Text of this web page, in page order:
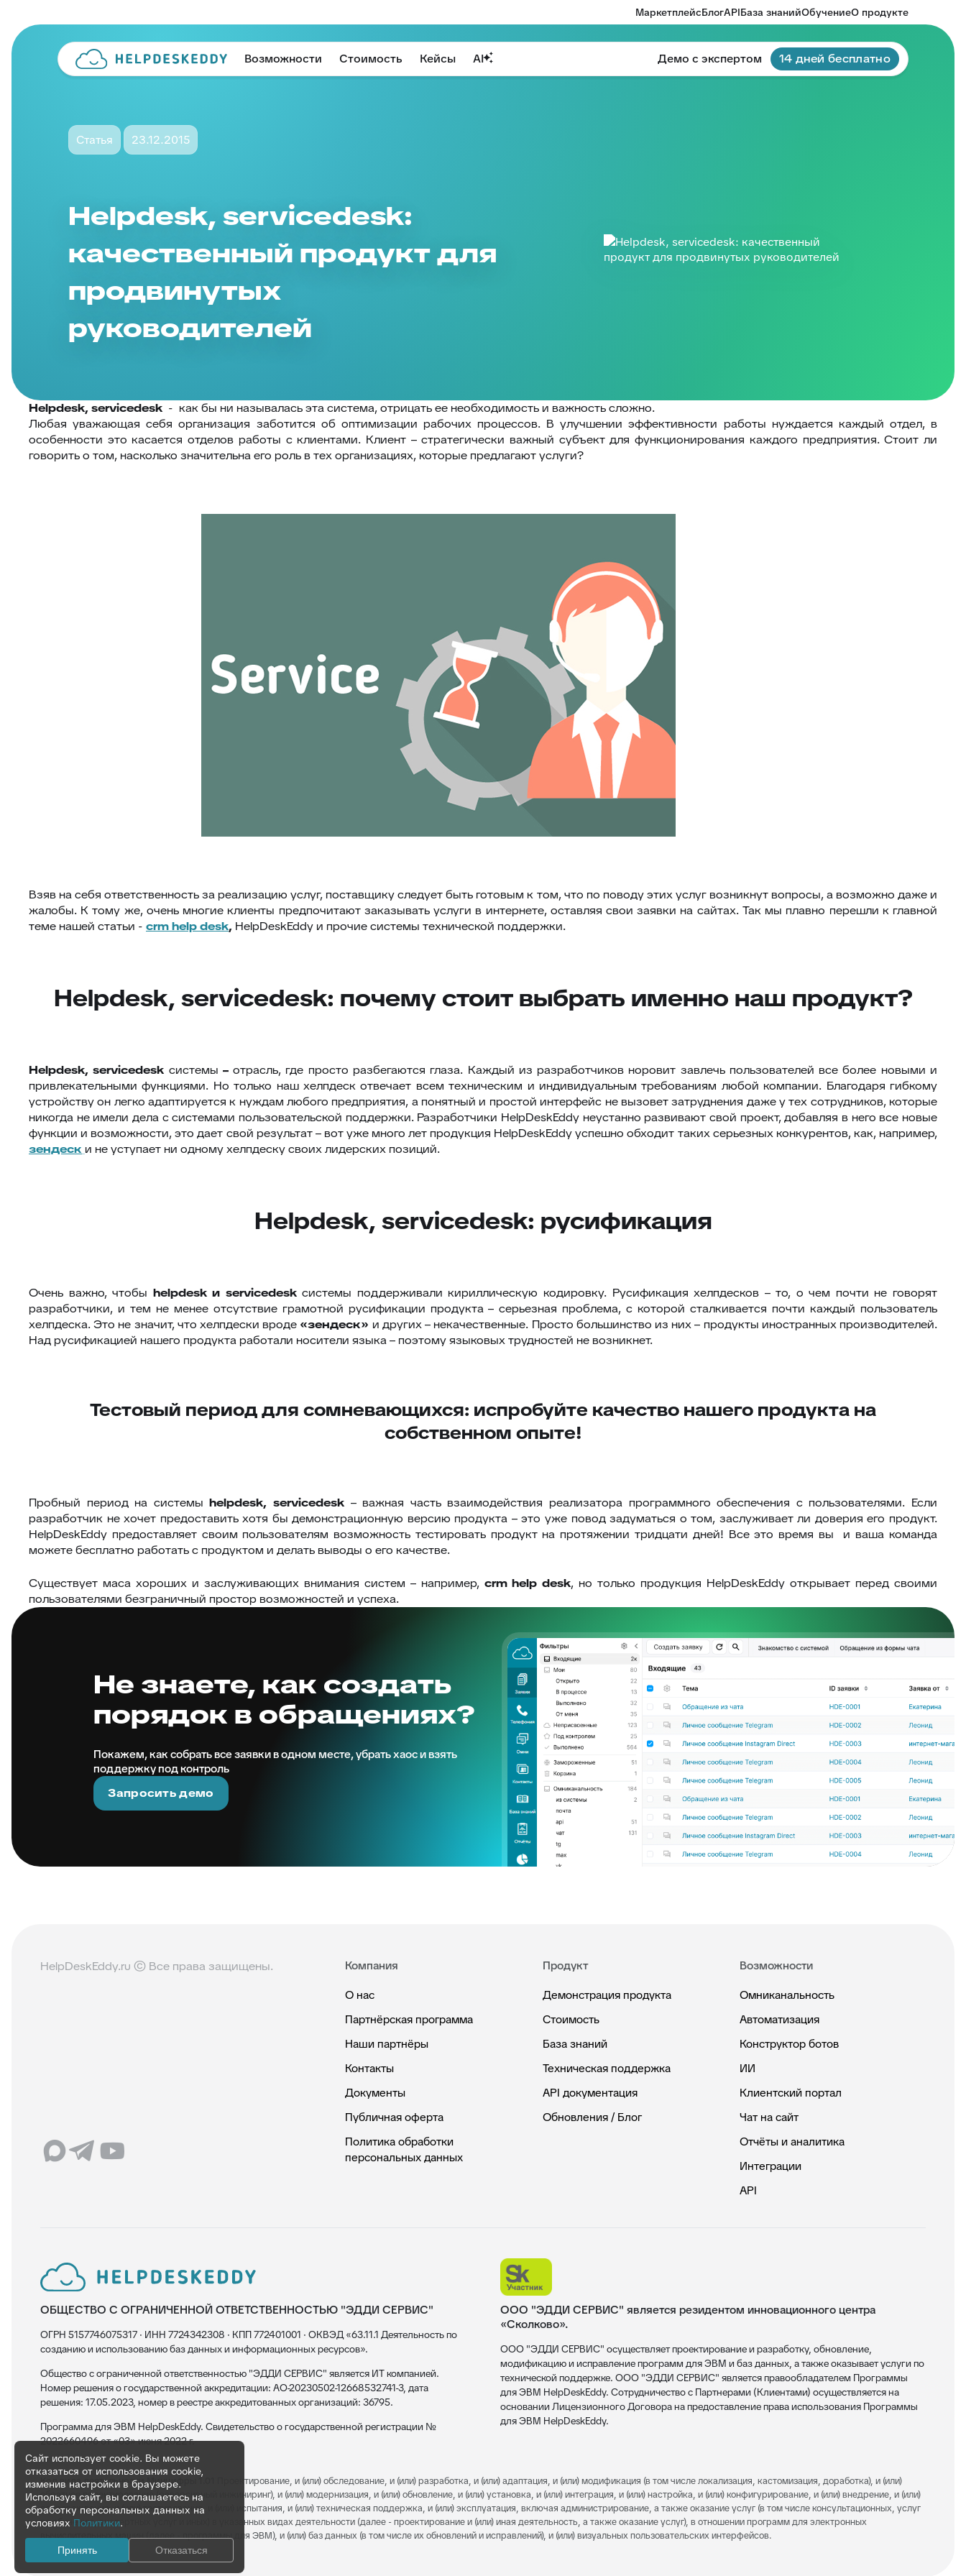
МаркетплейсБлогAPIБаза знанийОбучениеО продукте
Возможности Стоимость Кейсы AI Демо с экспертом 14 дней бесплатно
Статья 23.12.2015
Helpdesk, servicedesk:
качественный продукт для
продвинутых
руководителей
Helpdesk, servicedesk - как бы ни называлась эта система, отрицать ее необходимость и важность сложно.
Любая уважающая себя организация заботится об оптимизации рабочих процессов. В улучшении эффективности работы нуждается каждый отдел, в
особенности это касается отделов работы с клиентами. Клиент – стратегически важный субъект для функционирования каждого предприятия. Стоит ли
говорить о том, насколько значительна его роль в тех организациях, которые предлагают услуги?
Взяв на себя ответственность за реализацию услуг, поставщику следует быть готовым к том, что по поводу этих услуг возникнут вопросы, а возможно даже и
жалобы. К тому же, очень многие клиенты предпочитают заказывать услуги в интернете, оставляя свои заявки на сайтах. Так мы плавно перешли к главной
теме нашей статьи - crmhelpdesk, HelpDeskEddy и прочие системы технической поддержки.
Helpdesk, servicedesk: почему стоит выбрать именно наш продукт?
Helpdesk,servicedesk системы –отрасль, где просто разбегаются глаза. Каждый из разработчиков норовит завлечь пользователей все более новыми и
привлекательными функциями. Но только наш хелпдеск отвечает всем техническим и индивидуальным требованиям любой компании. Благодаря гибкому
устройству он легко адаптируется к нуждам любого предприятия, а понятный и простой интерфейс не вызовет затруднения даже у тех сотрудников, которые
никогда не имели дела с системами пользовательской поддержки. Разработчики HelpDeskEddy неустанно развивают свой проект, добавляя в него все новые
функции и возможности, это дает свой результат – вот уже много лет продукция HelpDeskEddy успешно обходит таких серьезных конкурентов, как, например,
зендеск и не уступает ни одному хелпдеску своих лидерских позиций.
Helpdesk, servicedesk: русификация
Очень важно, чтобы helpdesk и servicedeskсистемы поддерживали кириллическую кодировку. Русификация хелпдесков – то, о чем почти не говорят
разработчики, и тем не менее отсутствие грамотной русификации продукта – серьезная проблема, с которой сталкивается почти каждый пользователь
хелпдеска. Это не значит, что хелпдески вроде «зендеск» и других – некачественные. Просто большинство из них – продукты иностранных производителей.
Над русификацией нашего продукта работали носители языка – поэтому языковых трудностей не возникнет.
Тестовый период для сомневающихся: испробуйте качество нашего продукта на
собственном опыте!
Пробный период на системыhelpdesk,servicedesk – важная часть взаимодействия реализатора программного обеспечения с пользователями. Если
разработчик не хочет предоставить хотя бы демонстрационную версию продукта – это уже повод задуматься о том, заслуживает ли доверия его продукт.
HelpDeskEddy предоставляет своим пользователям возможность тестировать продукт на протяжении тридцати дней! Все это время вы и ваша команда
можете бесплатно работать с продуктом и делать выводы о его качестве.
Существует маса хороших и заслуживающих внимания систем – например, crm help desk, но только продукция HelpDeskEddy открывает перед своими
пользователями безграничный простор возможностей и успеха.
Не знаете, как создать
порядок в обращениях?
Покажем, как собрать все заявки в одном месте, убрать хаос и взять
поддержку под контроль
Запросить демо
HelpDeskEddy.ru © Все права защищены.
Компания
О нас
Партнёрская программа
Наши партнёры
Контакты
Документы
Публичная оферта
Политика обработки
персональных данных
Продукт
Демонстрация продукта
Стоимость
База знаний
Техническая поддержка
API документация
Обновления / Блог
Возможности
Омниканальность
Автоматизация
Конструктор ботов
ИИ
Клиентский портал
Чат на сайт
Отчёты и аналитика
Интеграции
API
ОБЩЕСТВО С ОГРАНИЧЕННОЙ ОТВЕТСТВЕННОСТЬЮ "ЭДДИ СЕРВИС"
ОГРН 5157746075317 · ИНН 7724342308 · КПП 772401001 · ОКВЭД «63.11.1 Деятельность по
созданию и использованию баз данных и информационных ресурсов».
Общество с ограниченной ответственностью "ЭДДИ СЕРВИС" является ИТ компанией.
Номер решения о государственной аккредитации: АО-20230502-12668532741-3, дата
решения: 17.05.2023, номер в реестре аккредитованных организаций: 36795.
Программа для ЭВМ HelpDeskEddy. Свидетельство о государственной регистрации №
2022660496 от «03» июня 2022 г.
ООО "ЭДДИ СЕРВИС" является резидентом инновационного центра
«Сколково».
ООО "ЭДДИ СЕРВИС" осуществляет проектирование и разработку, обновление,
модификацию и исправление программ для ЭВМ и баз данных, а также оказывает услуги по
технической поддержке. ООО "ЭДДИ СЕРВИС" является правообладателем Программы
для ЭВМ HelpDeskEddy. Сотрудничество с Партнерами (Клиентами) осуществляется на
основании Лицензионного Договора на предоставление права использования Программы
для ЭВМ HelpDeskEddy.
Код вида деятельности Минцифры 1.01
Проектирование, и (или) обследование, и (или) разработка, и (или) адаптация, и (или) модификация (в том числе локализация, кастомизация, доработка), и (или)
обратное проектирование (реверсивный инжиниринг), и (или) модернизация, и (или) обновление, и (или) установка, и (или) интеграция, и (или) настройка, и (или) конфигурирование, и (или) внедрение, и (или)
сопровождение, и (или) тестирование, и (или) испытания, и (или) техническая поддержка, и (или) эксплуатация, включая администрирование, а также оказание услуг (в том числе консультационных, услуг
по обучению, экспертных услуг и иных) в указанных видах деятельности (далее - проектирование и (или) иная деятельность, а также оказание услуг), в отношении программ для электронных
вычислительных машин (далее - программы для ЭВМ), и (или) баз данных (в том числе их обновлений и исправлений), и (или) визуальных пользовательских интерфейсов.
Сайт использует cookie. Вы можете
отказаться от использования cookie,
изменив настройки в браузере.
Используя сайт, вы соглашаетесь на
обработку персональных данных на
условиях Политики.
Принять Отказаться